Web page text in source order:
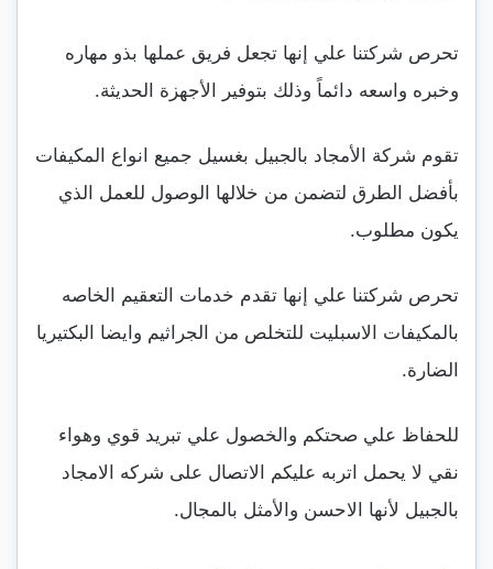
تحرص شركتنا علي إنها تجعل فريق عملها بذو مهاره
وخبره واسعه دائماً وذلك بتوفير الأجهزة الحديثة.
تقوم شركة الأمجاد بالجبيل بغسيل جميع انواع المكيفات
بأفضل الطرق لتضمن من خلالها الوصول للعمل الذي
يكون مطلوب.
تحرص شركتنا علي إنها تقدم خدمات التعقيم الخاصه
بالمكيفات الاسبليت للتخلص من الجراثيم وايضا البكتيريا
الضارة.
للحفاظ علي صحتكم والخصول علي تبريد قوي وهواء
نقي لا يحمل اتربه عليكم الاتصال على شركه الامجاد
بالجبيل لأنها الاحسن والأمثل بالمجال.